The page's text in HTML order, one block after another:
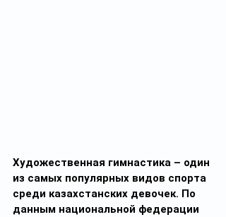
Художественная гимнастика – один
из самых популярных видов спорта
среди казахстанских девочек. По
данным национальной федерации